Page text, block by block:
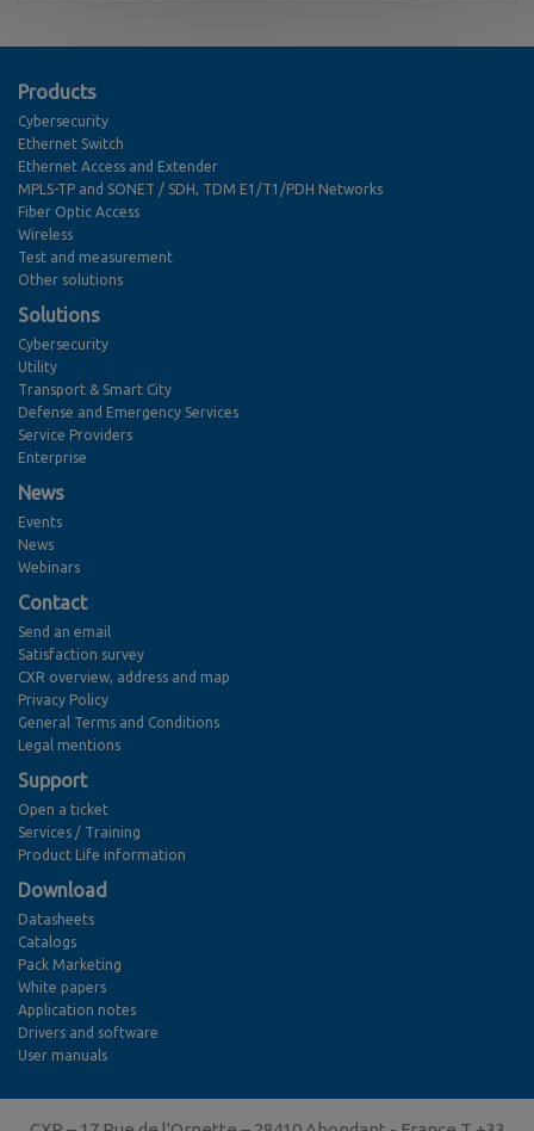
Products
Cybersecurity
Ethernet Switch
Ethernet Access and Extender
MPLS-TP and SONET / SDH, TDM E1/T1/PDH Networks
Fiber Optic Access
Wireless
Test and measurement
Other solutions
Solutions
Cybersecurity
Utility
Transport & Smart City
Defense and Emergency Services
Service Providers
Enterprise
News
Events
News
Webinars
Contact
Send an email
Satisfaction survey
CXR overview, address and map
Privacy Policy
General Terms and Conditions
Legal mentions
Support
Open a ticket
Services / Training
Product Life information
Download
Datasheets
Catalogs
Pack Marketing
White papers
Application notes
Drivers and software
User manuals